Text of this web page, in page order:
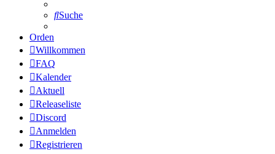
Suche
Orden
Willkommen
FAQ
Kalender
Aktuell
Releaseliste
Discord
Anmelden
Registrieren